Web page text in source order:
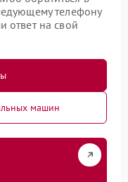
телефону
ответ на свой
машин